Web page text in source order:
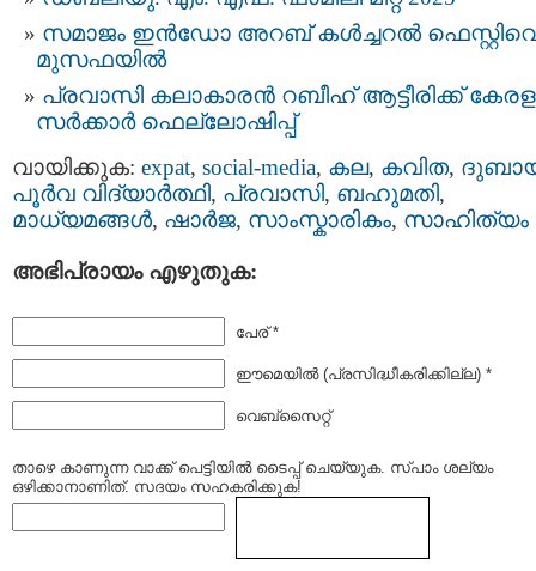
സമാജം ഇന്‍ഡോ അറബ് കള്‍ച്ചറല്‍
മുസഫയിൽ
പ്രവാസി കലാകാരന്‍ റബീഹ് ആട്ടീരിക്ക് കേരള
സര്‍ക്കാര്‍ ഫെല്ലോഷിപ്പ്
വായിക്കുക: expat, social-media, കല, കവിത,
പൂര്‍വ വിദ്യാര്‍ത്ഥി, പ്രവാസി, ബഹുമതി,
മാധ്യമങ്ങള്‍, ഷാര്‍ജ, സാംസ്കാരികം, സാഹിത്യം
അഭിപ്രായം എഴുതുക:
പേര് *
ഈമെയില്‍ (പ്രസിദ്ധീകരിക്കില്ല) *
വെബ്സൈറ്റ്
താഴെ കാണുന്ന വാക്ക് പെട്ടിയില്‍ ടൈപ്പ്‌ ചെയ്യുക. സ്പാം ശല്യം
ഒഴിക്കാനാണിത്. സദയം സഹകരിക്കുക!